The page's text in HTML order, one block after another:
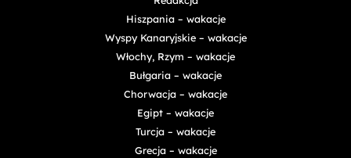
Hiszpania – wakacje
Wyspy Kanaryjskie – wakacje
Włochy, Rzym – wakacje
Bułgaria – wakacje
Chorwacja – wakacje
Egipt – wakacje
Turcja – wakacje
Grecja – wakacje